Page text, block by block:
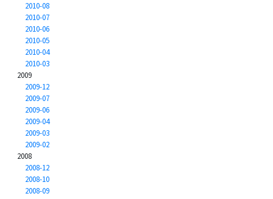
2010-08
2010-07
2010-06
2010-05
2010-04
2010-03
2009
2009-12
2009-07
2009-06
2009-04
2009-03
2009-02
2008
2008-12
2008-10
2008-09